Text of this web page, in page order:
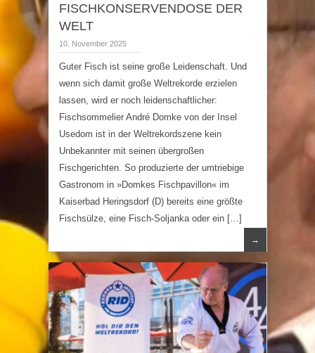
FISCHKONSERVENDOSE DER
WELT
10. November 2025
Guter Fisch ist seine große Leidenschaft. Und
wenn sich damit große Weltrekorde erzielen
lassen, wird er noch leidenschaftlicher:
Fischsommelier André Domke von der Insel
Usedom ist in der Weltrekordszene kein
Unbekannter mit seinen übergroßen
Fischgerichten. So produzierte der umtriebige
Gastronom in »Domkes Fischpavillon« im
Kaiserbad Heringsdorf (D) bereits eine größte
Fischsülze, eine Fisch-Soljanka oder ein […]
→